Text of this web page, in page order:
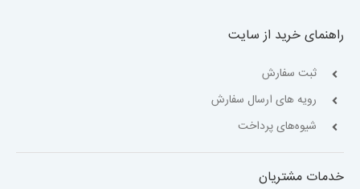
راهنمای خرید از سایت
ثبت سفارش
رویه های ارسال سفارش
شیوه‌های پرداخت
خدمات مشتریان